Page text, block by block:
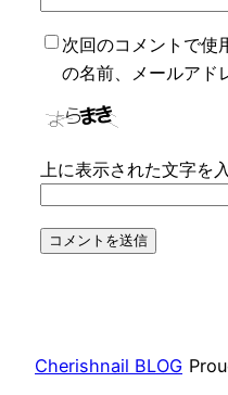
次回のコメントで使
の名前、メールアド
上に表示された文字を
Cherishnail BLOG